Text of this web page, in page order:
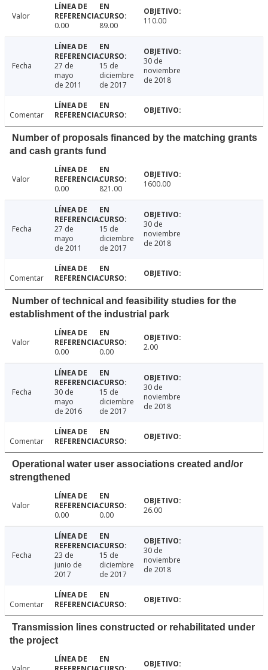
Valor
0.00
89.00 110.00
Fecha
27 de
mayo
de 2011
15 de
diciembre
de 2017
30 de
noviembre
de 2018
Comentar
Number of proposals financed by the matching grants
and cash grants fund
Valor
0.00
821.00 1600.00
Fecha
27 de
mayo
de 2011
15 de
diciembre
de 2017
30 de
noviembre
de 2018
Comentar
Number of technical and feasibility studies for the
establishment of the industrial park
Valor
0.00
0.00 2.00
Fecha
30 de
mayo
de 2016
15 de
diciembre
de 2017
30 de
noviembre
de 2018
Comentar
Operational water user associations created and/or
strengthened
Valor
0.00
0.00 26.00
Fecha
23 de
junio de
2017
15 de
diciembre
de 2017
30 de
noviembre
de 2018
Comentar
Transmission lines constructed or rehabilitated under
the project